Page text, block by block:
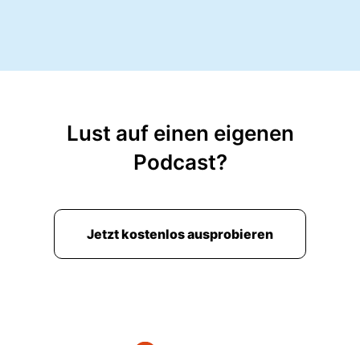
Lust auf einen eigenen
Podcast?
Jetzt kostenlos ausprobieren